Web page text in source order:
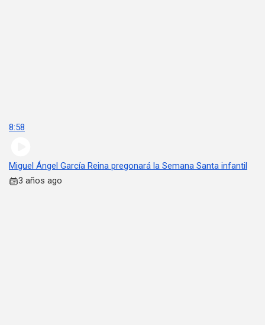
8:58
Miguel Ángel García Reina pregonará la Semana Santa infantil
3 años ago